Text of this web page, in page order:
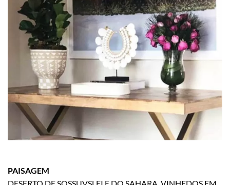
PAISAGEM